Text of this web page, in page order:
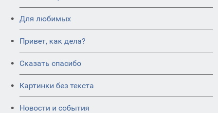
Для любимых
Привет, как дела?
Сказать спасибо
Картинки без текста
Новости и события